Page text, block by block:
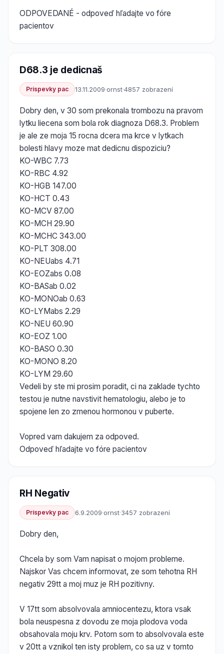
ODPOVEDANÉ - odpoveď hľadajte vo fóre
pacientov
D68.3 je dedicnaš
Príspevky pac 13.11.2009·ornst·4857 zobrazení
Dobry den, v 30 som prekonala trombozu na pravom
lytku liecena som bola rok diagnoza D68.3. Problem
je ale ze moja 15 rocna dcera ma krce v lytkach
bolesti hlavy moze mat dedicnu dispoziciu?
KO-WBC 7.73
KO-RBC 4.92
KO-HGB 147.00
KO-HCT 0.43
KO-MCV 87.00
KO-MCH 29.90
KO-MCHC 343.00
KO-PLT 308.00
KO-NEUabs 4.71
KO-EOZabs 0.08
KO-BASab 0.02
KO-MONOab 0.63
KO-LYMabs 2.29
KO-NEU 60.90
KO-EOZ 1.00
KO-BASO 0.30
KO-MONO 8.20
KO-LYM 29.60
Vedeli by ste mi prosim poradit, ci na zaklade tychto
testou je nutne navstivit hematologiu, alebo je to
spojene len zo zmenou hormonou v puberte.
Vopred vam dakujem za odpoved.
Odpoveď hľadajte vo fóre pacientov
RH Negativ
Príspevky pac 6.9.2009·ornst·3457 zobrazení
Dobry den,
Chcela by som Vam napisat o mojom probleme.
Najskor Vas chcem informovat, ze som tehotna RH
negativ 29tt a moj muz je RH pozitivny.
V 17tt som absolvovala amniocentezu, ktora vsak
bola neuspesna z dovodu ze moja plodova voda
obsahovala moju krv. Potom som to absolvovala este
v 20tt a vznikol ten isty problem, co sa uz v tomto